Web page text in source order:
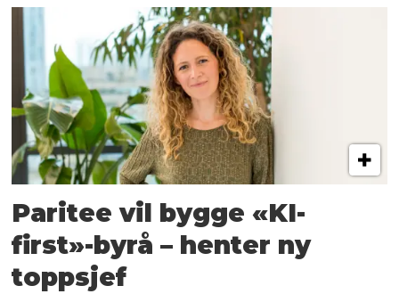
Paritee vil bygge «KI-
first»-byrå – henter ny
toppsjef